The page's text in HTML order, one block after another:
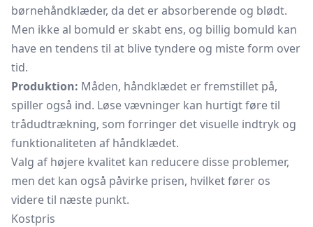
børnehåndklæder, da det er absorberende og blødt.
Men ikke al bomuld er skabt ens, og billig bomuld kan
have en tendens til at blive tyndere og miste form over
tid.
Produktion: Måden, håndklædet er fremstillet på,
spiller også ind. Løse vævninger kan hurtigt føre til
trådudtrækning, som forringer det visuelle indtryk og
funktionaliteten af håndklædet.
Valg af højere kvalitet kan reducere disse problemer,
men det kan også påvirke prisen, hvilket fører os
videre til næste punkt.
Kostpris